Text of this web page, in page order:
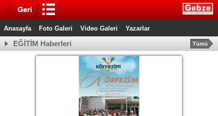
Anasayfa Foto Galeri Video Galeri Yazarlar
EĞİTİM Haberleri Tümü